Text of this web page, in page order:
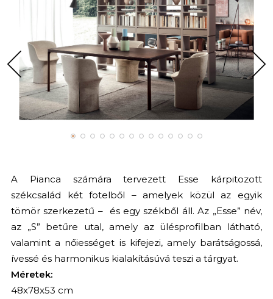
A Pianca számára tervezett Esse kárpitozott
székcsalád két fotelből – amelyek közül az egyik
tömör szerkezetű – és egy székből áll. Az „Esse” név,
az „S” betűre utal, amely az ülésprofilban látható,
valamint a nőiességet is kifejezi, amely barátságossá,
ívessé és harmonikus kialakításúvá teszi a tárgyat.
Méretek:
48x78x53 cm